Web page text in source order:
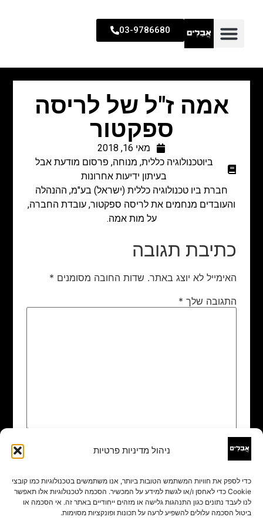
ניהול מדיניות פרטיות
כדי לספק את חוויות המשתמש הטובות ביותר, אנו משתמשים בטכנולוגיות כמו קובצי
Cookie כדי לאחסן ו/או לגשת למידע על המכשיר. הסכמה לטכנולוגיות אלו תאפשר
לנו לעבד נתונים כגון התנהגות גלישה או מזהים ייחודיים באתר זה. אי הסכמה או
ביטול הסכמה עלולים להשפיע לרעה על תכונות ופונקציות מסוימות.
03-9786680
אמה ז"ל של לריסה
ספקטור
מאי 16, 2018
ביוטכנולוגיה כללית, מנוחה, פרסום מודעת אבל
בעיתון ידיעות אחרונות
חברת ביו טכנולוגיה כללית (ישראל) בע"מ, ההנהלה
והעובדים מנחמים את לריסה ספקטור, עובדת החברה,
על מות אמה.
כתיבת תגובה
האימייל לא יוצג באתר. שדות החובה מסומנים *
התגובה שלך *
שם
אימייל*